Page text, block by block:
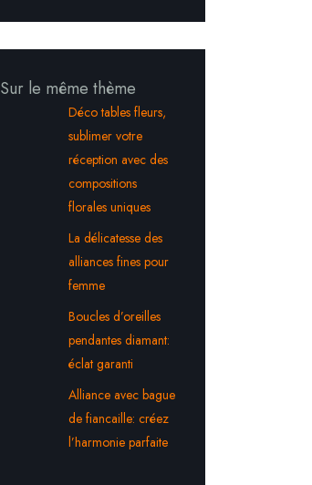
Sur le même thème
Déco tables fleurs,
sublimer votre
réception avec des
compositions
florales uniques
La délicatesse des
alliances fines pour
femme
Boucles d’oreilles
pendantes diamant:
éclat garanti
Alliance avec bague
de fiancaille: créez
l’harmonie parfaite